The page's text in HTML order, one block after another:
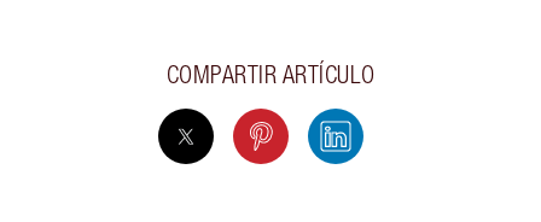
COMPARTIR ARTÍCULO